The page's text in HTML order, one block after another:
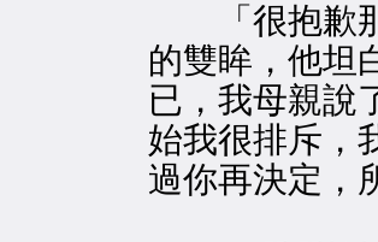
「很抱歉那
的雙眸，他坦
已，我母親說
始我很排斥，
過你再決定，